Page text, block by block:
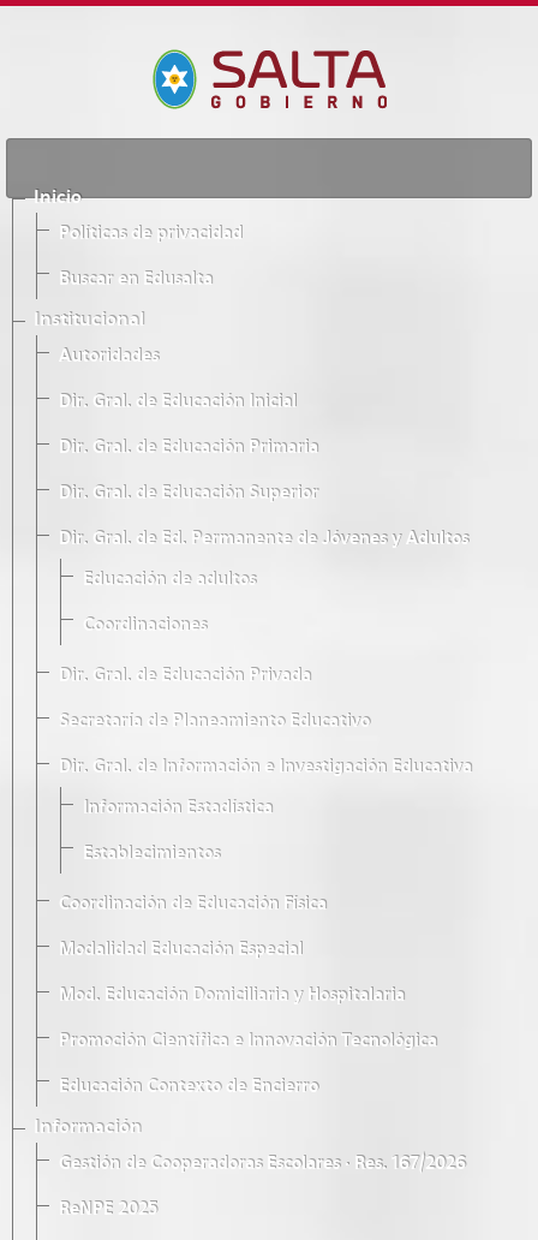
Inicio
Políticas de privacidad
Buscar en Edusalta
Institucional
Autoridades
Dir. Gral. de Educación Inicial
Dir. Gral. de Educación Primaria
Dir. Gral. de Educación Superior
Dir. Gral. de Ed. Permanente de Jóvenes y Adultos
Educación de adultos
Coordinaciones
Dir. Gral. de Educación Privada
Secretaría de Planeamiento Educativo
Dir. Gral. de Información e Investigación Educativa
Información Estadística
Establecimientos
Coordinación de Educación Física
Modalidad Educación Especial
Mod. Educación Domiciliaria y Hospitalaria
Promoción Científica e Innovación Tecnológica
Educación Contexto de Encierro
Información
Gestión de Cooperadoras Escolares · Res. 167/2026
ReNPE 2025